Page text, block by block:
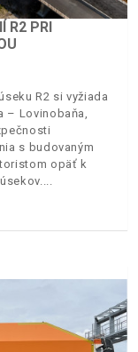
R2 PRI
R2 si vyžiada
– Lovinobaňa,
s budovaným
opäť k